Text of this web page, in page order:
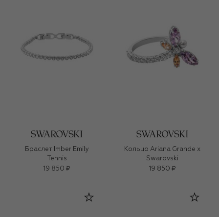
Браслет Imber Emily
Tennis
19 850 ₽
Кольцо Ariana Grande x
Swarovski
19 850 ₽